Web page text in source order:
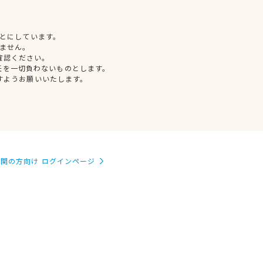
しています。
せん。
ください。
一切負わないものとします。
うお願いいたします。
の方向け ログインページ